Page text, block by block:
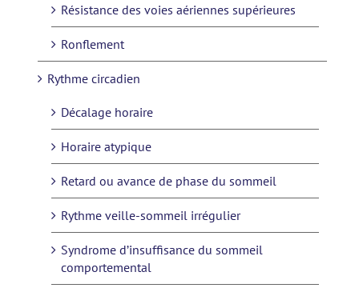
Résistance des voies aériennes supérieures
Ronflement
Rythme circadien
Décalage horaire
Horaire atypique
Retard ou avance de phase du sommeil
Rythme veille-sommeil irrégulier
Syndrome d’insuffisance du sommeil
comportemental